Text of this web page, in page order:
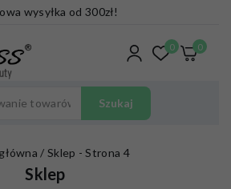
wysyłka od 300zł!
0 0
Szukaj
/ Sklep - Strona 4
Sklep